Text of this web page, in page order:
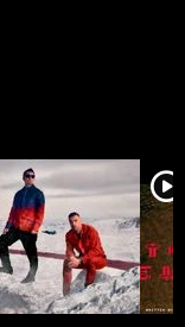
player2